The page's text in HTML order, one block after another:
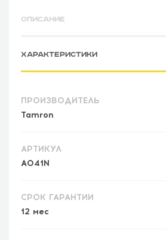
ОПИСАНИЕ
ХАРАКТЕРИСТИКИ
ПРОИЗВОДИТЕЛЬ
Tamron
АРТИКУЛ
A041N
СРОК ГАРАНТИИ
12 мес